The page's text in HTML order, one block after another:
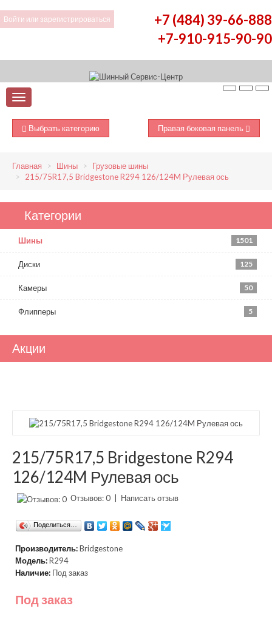
Войти или зарегистрироваться
+7 (484) 39-66-888
+7-910-915-90-90
Выбрать категорию Правая боковая панель
Главная Шины
Грузовые шины
215/75R17,5 Bridgestone R294 126/124M Рулевая ось
Категории
Шины 1501
Диски 125
Камеры 50
Флипперы 5
Акции
215/75R17,5 Bridgestone R294
126/124M Рулевая ось
Отзывов: 0 Написать отзыв
Поделиться…
Производитель:Bridgestone
Модель:R294
Наличие: Под заказ
Под заказ